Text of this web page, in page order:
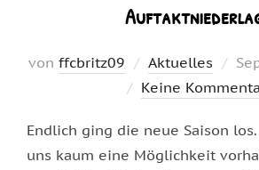
von ffcbritz09 Aktuelles
am
Keine
Endlich ging die neue Saison
uns kaum eine Möglichkeit